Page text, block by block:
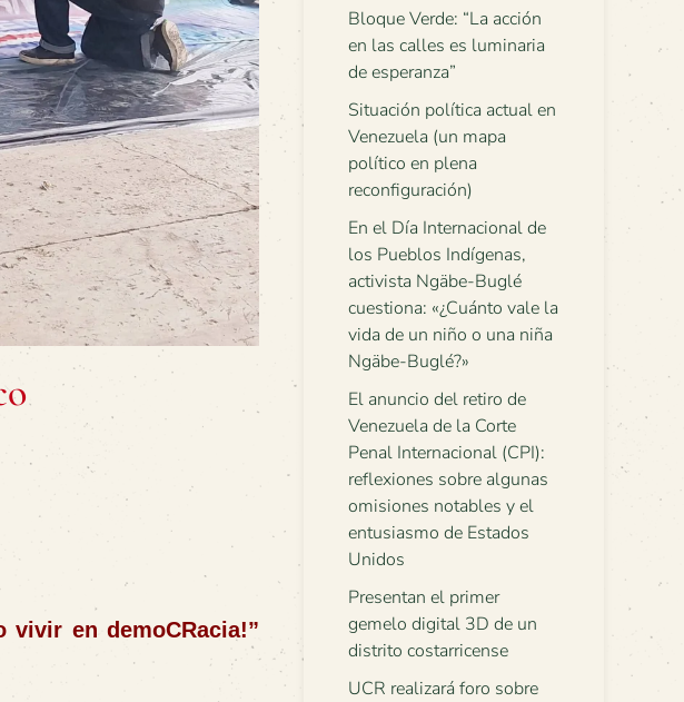
vivir en demoCRacia!”
Bloque Verde: “La acción
en las calles es luminaria
de esperanza”
Situación política actual en
Venezuela (un mapa
político en plena
reconfiguración)
En el Día Internacional de
los Pueblos Indígenas,
activista Ngäbe-Buglé
cuestiona: «¿Cuánto vale la
vida de un niño o una niña
Ngäbe-Buglé?»
El anuncio del retiro de
Venezuela de la Corte
Penal Internacional (CPI):
reflexiones sobre algunas
omisiones notables y el
entusiasmo de Estados
Unidos
Presentan el primer
gemelo digital 3D de un
distrito costarricense
UCR realizará foro sobre